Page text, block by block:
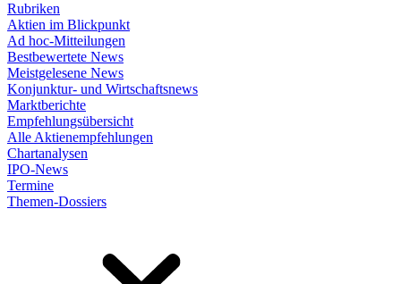
Rubriken
Aktien im Blickpunkt
Ad hoc-Mitteilungen
Bestbewertete News
Meistgelesene News
Konjunktur- und Wirtschaftsnews
Marktberichte
Empfehlungsübersicht
Alle Aktienempfehlungen
Chartanalysen
IPO-News
Termine
Themen-Dossiers